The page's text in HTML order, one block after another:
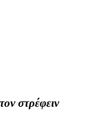
στρέφειν